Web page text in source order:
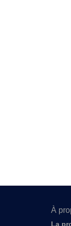
À
La